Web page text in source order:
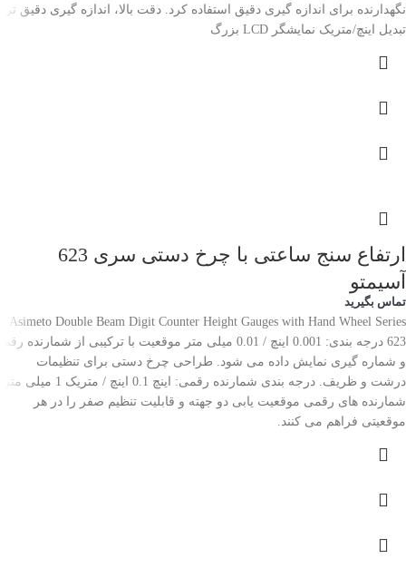
نگهدارنده برای اندازه گیری دقیق استفاده کرد. دقت بالا، اندازه گیری دقیق تر.
تبدیل اینچ/متریک نمایشگر LCD بزرگ
ارتفاع سنج ساعتی با چرخ دستی سری 623
آسیمتو
تماس بگیرید
Asimeto Double Beam Digit Counter Height Gauges with Hand Wheel Series
623 درجه بندی: 0.001 اینچ / 0.01 میلی متر موقعیت با ترکیبی از شمارنده رقم
و شماره گیری نمایش داده می شود. طراحی چرخ دستی برای تنظیمات
درشت و ظریف. درجه بندی شمارنده رقمی: اینچ 0.1 اینچ / متریک 1 میلی متر.
شمارنده های رقمی موقعیت یابی دو جهته و قابلیت تنظیم صفر را در هر
موقعیتی فراهم می کنند.